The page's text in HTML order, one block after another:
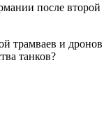
после второй
трамваев и дронов
танков?